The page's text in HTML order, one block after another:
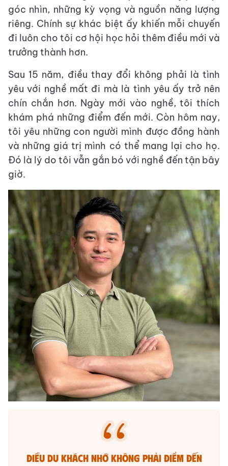
góc nhìn, những kỳ vọng và nguồn năng lượng
riêng. Chính sự khác biệt ấy khiến mỗi chuyến
đi luôn cho tôi cơ hội học hỏi thêm điều mới và
trưởng thành hơn.
Sau 15 năm, điều thay đổi không phải là tình
yêu với nghề mất đi mà là tình yêu ấy trở nên
chín chắn hơn. Ngày mới vào nghề, tôi thích
khám phá những điểm đến mới. Còn hôm nay,
tôi yêu những con người mình được đồng hành
và những giá trị mình có thể mang lại cho họ.
Đó là lý do tôi vẫn gắn bó với nghề đến tận bây
giờ.
Điều du khách nhớ không phải điểm đến